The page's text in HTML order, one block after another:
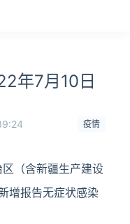
年7月10日
疫情
（含新疆生产建设
增报告无症状感染